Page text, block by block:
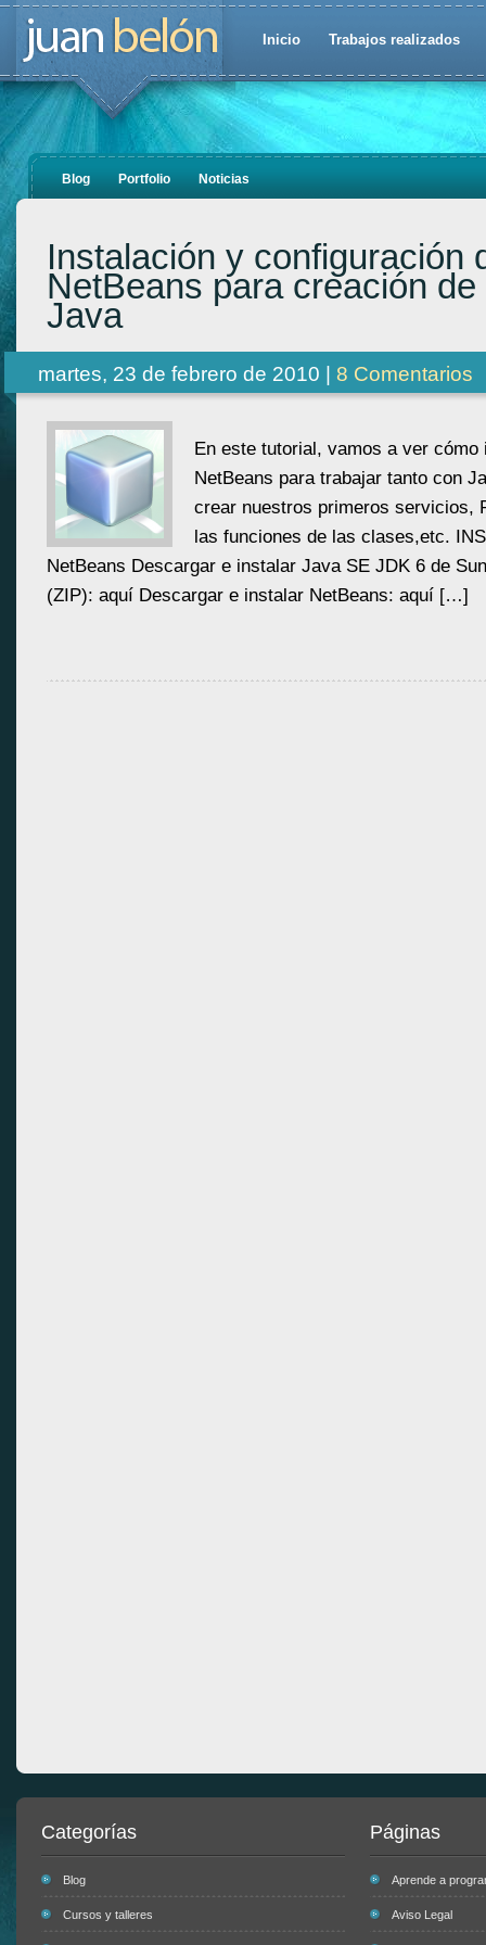
Inicio Trabajos realizados
Blog Portfolio Noticias
Instalación y configuración
NetBeans para creación
Java
martes, 23 de febrero de 2010 | 8 Comentarios
En este tutorial, vamos a ver
NetBeans para trabajar tanto con
crear nuestros primeros servicios,
las funciones de las clases,etc.
NetBeans Descargar e instalar Java SE JDK 6 de
(ZIP): aquí Descargar e instalar NetBeans: aquí […]
Categorías
Blog
Cursos y talleres
Páginas
Aprende a
Aviso Legal